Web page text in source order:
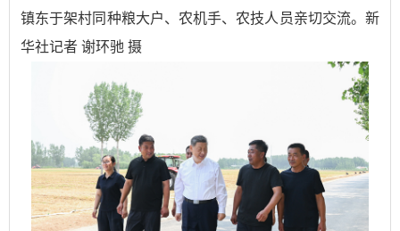
镇东于架村同种粮大户、农机手、农技人员亲切交流。新
华社记者 谢环驰 摄